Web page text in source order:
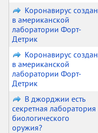
Коронавирус создан
в американской
лаборатории Форт-
Детрик
Коронавирус создан
в американской
лаборатории Форт-
Детрик
В джорджии есть
секретная лаборатория
биологического
оружия?